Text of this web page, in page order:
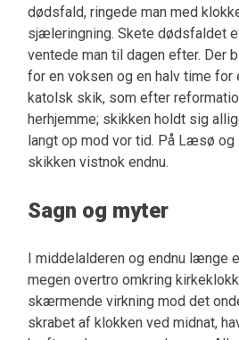
dødsfald, ringede man med
sjæleringning. Skete dødsfaldet
ventede man til dagen efter. Der
for en voksen og en halv time for
katolsk skik, som efter
herhjemme; skikken holdt sig
langt op mod vor tid. På Læsø
skikken vistnok endnu.
Sagn og myter
I middelalderen og endnu længe
megen overtro omkring
skærmende virkning mod det
skrabet af klokken ved midnat,